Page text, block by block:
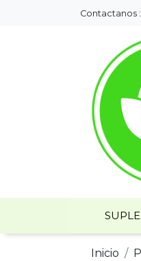
Contactanos :
Inicio